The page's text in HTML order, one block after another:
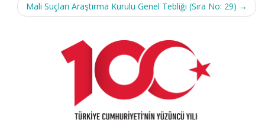
Mali Suçları Araştırma Kurulu Genel Tebliği (Sıra No: 29) →